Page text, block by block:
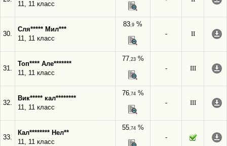
11, 11 класс
30.
Сля***** Мил***
11, 11 класс
83,9 %
-
II
31.
Топ**** Але*******
11, 11 класс
77,23%
-
III
32.
Вик***** кал********
11, 11 класс
76,74%
-
III
33.
Кал******** Нел**
11, 11 класс
55,74%
-